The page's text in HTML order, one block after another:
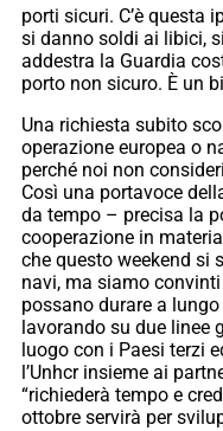
porti sicuri. C’è questa
si danno soldi ai libici,
addestra la Guardia
porto non sicuro. È un
Una richiesta subito
operazione europea o
perché noi non
Così una portavoce
da tempo – precisa la
cooperazione in
che questo weekend si
navi, ma siamo
possano durare a
lavorando su due
luogo con i Paesi terzi
l’Unhcr insieme ai
“richiederà tempo e
ottobre servirà per